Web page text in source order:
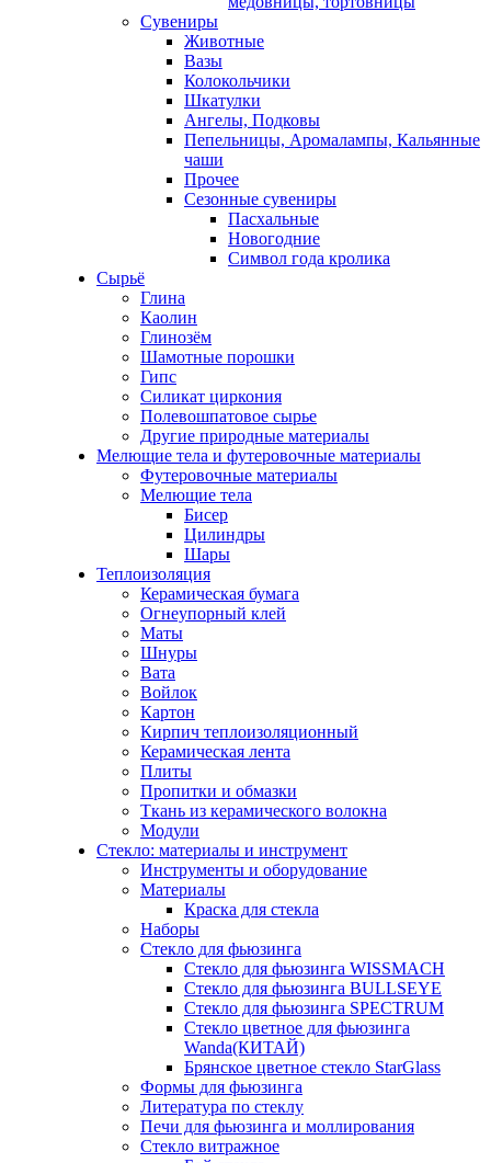
Сувениры
Животные
Вазы
Колокольчики
Шкатулки
Ангелы, Подковы
Пепельницы, Аромалампы, Кальянные
чаши
Прочее
Сезонные сувениры
Пасхальные
Новогодние
Символ года кролика
Сырьё
Глина
Каолин
Глинозём
Шамотные порошки
Гипс
Силикат циркония
Полевошпатовое сырье
Другие природные материалы
Мелющие тела и футеровочные материалы
Футеровочные материалы
Мелющие тела
Бисер
Цилиндры
Шары
Теплоизоляция
Керамическая бумага
Огнеупорный клей
Маты
Шнуры
Вата
Войлок
Картон
Кирпич теплоизоляционный
Керамическая лента
Плиты
Пропитки и обмазки
Ткань из керамического волокна
Модули
Стекло: материалы и инструмент
Инструменты и оборудование
Материалы
Краска для стекла
Наборы
Стекло для фьюзинга
Стекло для фьюзинга WISSMACH
Стекло для фьюзинга BULLSEYE
Стекло для фьюзинга SPECTRUM
Стекло цветное для фьюзинга
Wanda(КИТАЙ)
Брянское цветное стекло StarGlass
Формы для фьюзинга
Литература по стеклу
Печи для фьюзинга и моллирования
Стекло витражное